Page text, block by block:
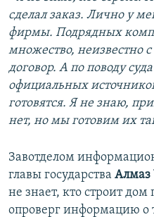
сделал заказ. Лично у
фирмы. Подрядных
множество, неизвестно
договор. А по поводу
официальных
готовятся. Я не знаю,
нет, но мы готовим их
Завотделом
главы государства Алмаз
не знает, кто строит
опроверг информацию о